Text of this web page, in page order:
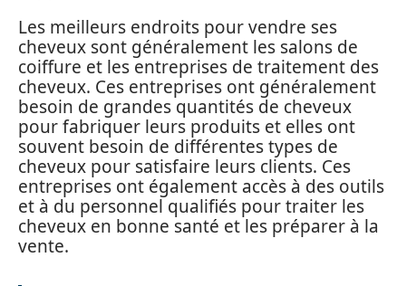
Les meilleurs endroits pour vendre ses
cheveux sont généralement les salons de
coiffure et les entreprises de traitement des
cheveux. Ces entreprises ont généralement
besoin de grandes quantités de cheveux
pour fabriquer leurs produits et elles ont
souvent besoin de différentes types de
cheveux pour satisfaire leurs clients. Ces
entreprises ont également accès à des outils
et à du personnel qualifiés pour traiter les
cheveux en bonne santé et les préparer à la
vente.